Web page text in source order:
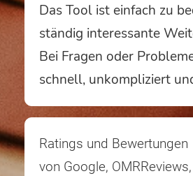
Das Tool ist einfach zu
ständig interessante
Bei Fragen oder
schnell, unkompliziert
Ratings und Bewertungen
von Google, OMRReviews,